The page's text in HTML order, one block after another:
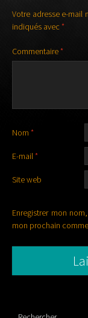
Votre adresse e-mail
indiqués avec*
Commentaire*
Nom *
E-mail*
Site web
Enregistrer mon
mon prochain